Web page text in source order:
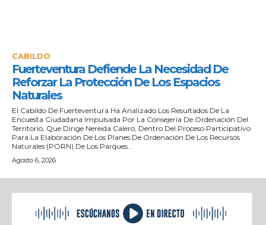
CABILDO
Fuerteventura Defiende La Necesidad De
Reforzar La Protección De Los Espacios
Naturales
El Cabildo De Fuerteventura Ha Analizado Los Resultados De La
Encuesta Ciudadana Impulsada Por La Consejería De Ordenación Del
Territorio, Que Dirige Nereida Calero, Dentro Del Proceso Participativo
Para La Elaboración De Los Planes De Ordenación De Los Recursos
Naturales (PORN) De Los Parques...
Agosto 6, 2026